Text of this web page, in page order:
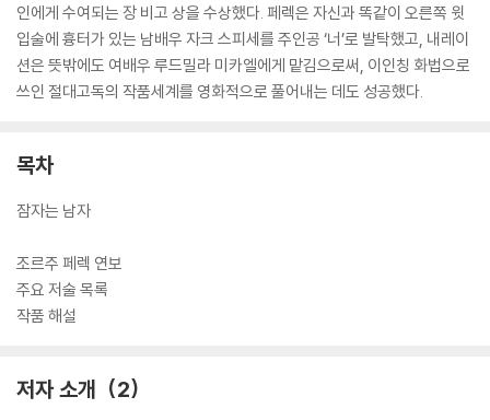
인에게 수여되는 장 비고 상을 수상했다. 페렉은 자신과 똑같이 오른쪽 윗
입술에 흉터가 있는 남배우 자크 스피세를 주인공 ‘너’로 발탁했고, 내레이
션은 뜻밖에도 여배우 루드밀라 미카엘에게 맡김으로써, 이인칭 화법으로
쓰인 절대고독의 작품세계를 영화적으로 풀어내는 데도 성공했다.
목차
잠자는 남자
조르주 페렉 연보
주요 저술 목록
작품 해설
저자 소개 2